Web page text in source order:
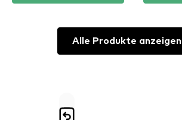
Alle Produkte anzeigen